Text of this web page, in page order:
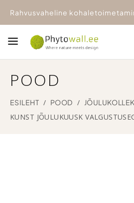
Rahvusvaheline
POOD
ESILEHT/ POOD /
KUNST JÕULUKUUSK